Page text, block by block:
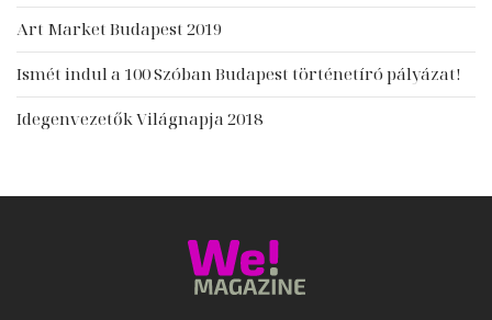
Art Market Budapest 2019
Ismét indul a 100 Szóban Budapest történetíró pályázat!
Idegenvezetők Világnapja 2018